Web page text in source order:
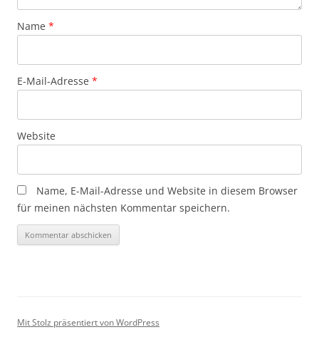
Name *
E-Mail-Adresse *
Website
Name, E-Mail-Adresse und Website in diesem Browser
für meinen nächsten Kommentar speichern.
Mit Stolz präsentiert von WordPress